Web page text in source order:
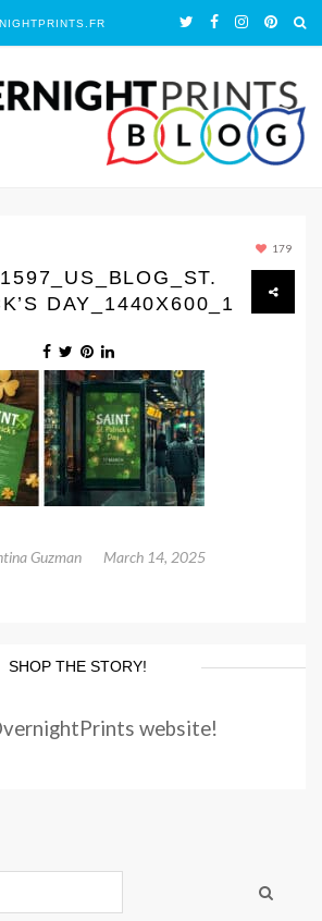
179
DAY_1440Х600_1
Guzman March 14, 2025
SHOP THE STORY!
website!